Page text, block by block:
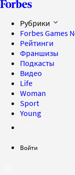
Рубрики
Forbes Games
Рейтинги
Франшизы
Подкасты
Видео
Life
Woman
Sport
Young
Войти